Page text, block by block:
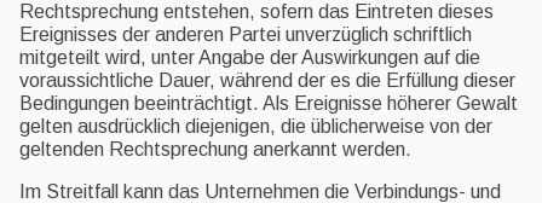
Rechtsprechung entstehen, sofern das Eintreten dieses
Ereignisses der anderen Partei unverzüglich schriftlich
mitgeteilt wird, unter Angabe der Auswirkungen auf die
voraussichtliche Dauer, während der es die Erfüllung dieser
Bedingungen beeinträchtigt. Als Ereignisse höherer Gewalt
gelten ausdrücklich diejenigen, die üblicherweise von der
geltenden Rechtsprechung anerkannt werden.
Im Streitfall kann das Unternehmen die Verbindungs- und